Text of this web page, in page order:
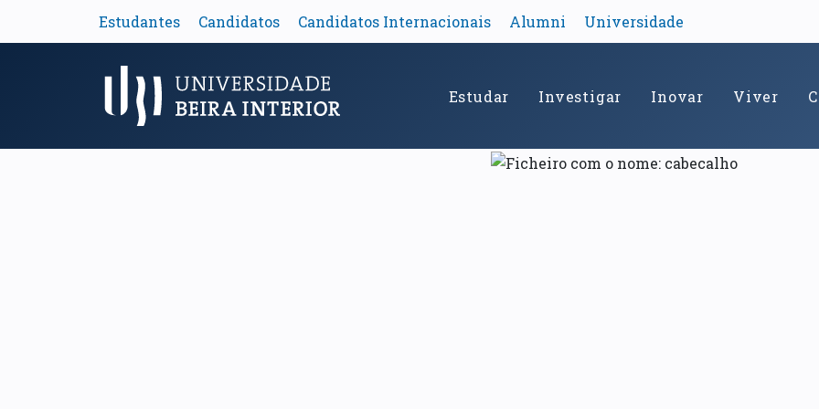
Estudantes Candidatos Candidatos Internacionais Alumni Universidade
Menu Principal Estudar Investigar Inovar Viver